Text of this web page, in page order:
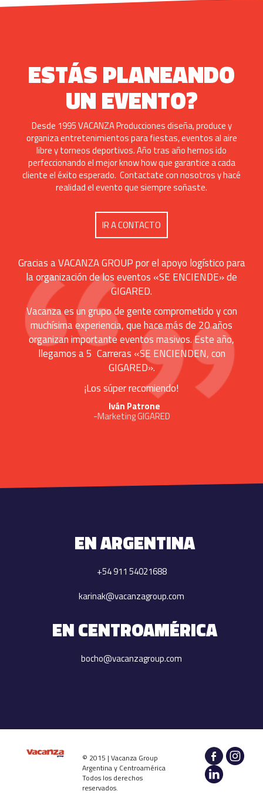
ESTÁS PLANEANDO
UN EVENTO?
Desde 1995 VACANZA Producciones diseña, produce y
organiza entretenimientos para fiestas, eventos al aire
libre y torneos deportivos. Año tras año hemos ido
perfeccionando el mejor know how que garantice a cada
cliente el éxito esperado. Contactate con nosotros y hacé
realidad el evento que siempre soñaste.
IR A CONTACTO
Gracias a VACANZA GROUP por el apoyo logístico para
la organización de los eventos «SE ENCIENDE» de
GIGARED.
Vacanza es un grupo de gente comprometido y con
muchísima experiencia, que hace más de 20 años
organizan importante eventos masivos. Este año,
llegamos a 5 Carreras «SE ENCIENDEN, con
GIGARED».
¡Los súper recomiendo!
Iván Patrone
-Marketing GIGARED
EN ARGENTINA
+54 911 54021688
karinak@vacanzagroup.com
EN CENTROAMÉRICA
bocho@vacanzagroup.com
© 2015 | Vacanza Group
Argentina y Centroamérica
Todos los derechos
reservados.